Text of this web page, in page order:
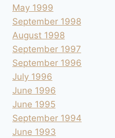
May 1999
September 1998
August 1998
September 1997
September 1996
July 1996
June 1996
June 1995
September 1994
June 1993